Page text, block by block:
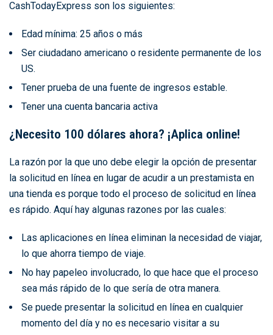
CashTodayExpress son los siguientes:
Edad mínima: 25 años o más
Ser ciudadano americano o residente permanente de los
US.
Tener prueba de una fuente de ingresos estable.
Tener una cuenta bancaria activa
¿Necesito 100 dólares ahora? ¡Aplica online!
La razón por la que uno debe elegir la opción de presentar
la solicitud en línea en lugar de acudir a un prestamista en
una tienda es porque todo el proceso de solicitud en línea
es rápido. Aquí hay algunas razones por las cuales:
Las aplicaciones en línea eliminan la necesidad de viajar,
lo que ahorra tiempo de viaje.
No hay papeleo involucrado, lo que hace que el proceso
sea más rápido de lo que sería de otra manera.
Se puede presentar la solicitud en línea en cualquier
momento del día y no es necesario visitar a su